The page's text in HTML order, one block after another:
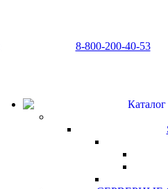
8-800-200-40-53